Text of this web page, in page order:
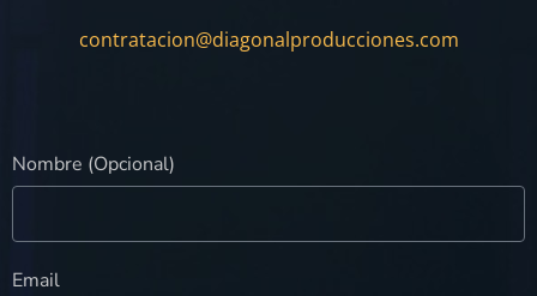
contratacion@diagonalproducciones.com
Nombre (Opcional)
Email